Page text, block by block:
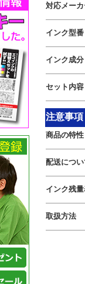
対応メー
インク型番
インク成分
セット内容
注意事項
商品の特性
配送につ
インク残
取扱方法